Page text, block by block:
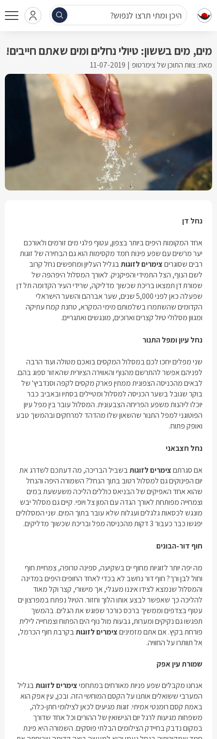
היכן ומתי תרצו לנפוש?
מים, מים בששון: טיולי נחלים ומים שאתם חייבים!
מאת: צוות התוכן של צימרטופ 11-07-2019
נחל דן
אחד המקומות היפים ביותר בצפון, עטוף פלגי מים זורמים ולאורכם
יער מרשים עם שפע פינות חמד מקסימות הוא גם הבחירה של זוגות
רבים שסוגריםצימרים לזוגותבגליל העליון ומחפשים נחל קרוב
לשם הנוף, הצל התמידי והפיקניק. לאורך המסלול היפהפה של
שמורת דן תמצאו בריכת שכשוך מדליקה, שרידי העיר הקדומה תל דן
שפעלה כאן לפני 5,000 שנים, שער אברהם והשער הישראלי
הקדומים שהשתמרו בשלמותם מימי המקרא, טחנת קמח עתיקה
ומגוון מסלולי טיול קצרים וארוכים, מונגשים ואתגריים.
נחל עיון ומפל התנור
שני מפלים יחכו לכם במסלול המקסים בואכם מטולה ועוד הרבה
לפניהם אפשר להתרשם מהנוף והאווירה הציורית שהאזור ספוג בהם.
לבאים מהכניסה הצפונית ממתין פארק מקסים לקפה וסנדביץ' של
בוקר שגובל בשער הכניסה למסלול ומטיילים בסתיו ובאביב כבר
יוכלו ליהנות משפע הפריחה הצבעונית. המסלול עובר בין מפל עיון
הפוטוגני למפל התנור שהשאון שלו מהדהד למרחקים ובהמשך טבע
ואופק פתוח.
נחל חצבאני
אם סגרתםצימרים לזוגותבשביל הבריכה, מה דעתכם לשדרג את
יום הפינוקים גם למסלול רטוב בתוך הנחל? השמורה היפה והנחל
שהוא אחד האפיקים של הבניאס כוללים הליכה משעשעת במים
וצמחייה מפותחת לאורך הגדה עם המון צל ויופי. קיים גם מסלול יבש
מונגש לכסאות גלגלים ועגלות שלא עובר בתוך המים. שני המסלולים
יפגשו כבר כעבור 3 דקות מהכניסה מפל ובריכת שכשוך מדליקים.
חוף דור-הבונים
מה יפה יותר לזוגיות מחוף ים בשקיעה, ספינה טרופה, צמחיית חוף
וחול לבן ורך? חוף דור נחשב לא בכדי לאחד החופים היפים במדינה
והמסלול שנמצא לצידו איננו מעגלי, אך מישורי, קצר וקל מאוד
להליכה כך שאפשר לבצע אותו הלוך וחזור. הטיול נפתח במפרצון ים
עטוף בצדפים וממשיך ברכס כורכר שפוגש את הגלים. בהמשך
תפגשו גם נקיקים ומערות, גבעות מול נוף הים הפתוח וצמחייה לילית
פורחת בקיץ. אם אתם מזמיניםצימרים לזוגותבקרבת חוף הכרמל,
אל תוותרו על החוויה.
שמורת עין אפק
אנחנו מקבלים שפע פניות מאורחים במתחמיצימרים לזוגותבגליל
המערבי ששואלים אותנו על הקסם המוחשי הזה. ובכן, עין אפק הוא
באמת קסם רומנטי אמיתי. זוגות מגיעים לכאן לצילומי חתן-כלה,
משפחות מגיעות לרגל יום הנישואין של ההורים וכל אחד שדורך
במקום נדבק בחיידק הצילומים הבלתי פוסקים. השמורה היא פינת